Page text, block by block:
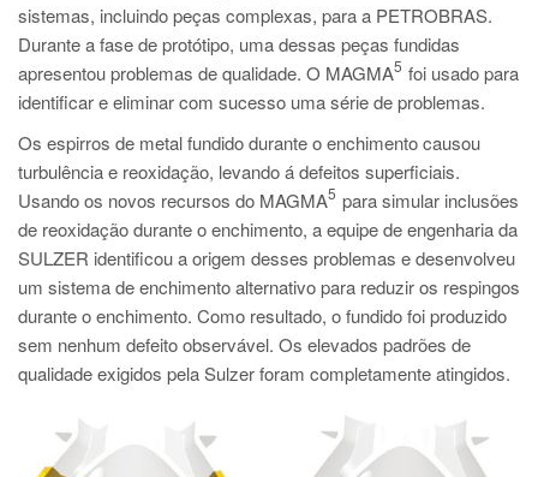
sistemas, incluindo peças complexas, para a PETROBRAS.
Durante a fase de protótipo, uma dessas peças fundidas
apresentou problemas de qualidade. O MAGMA
5 foi usado para
identificar e eliminar com sucesso uma série de problemas.
Os espirros de metal fundido durante o enchimento causou
turbulência e reoxidação, levando á defeitos superficiais.
Usando os novos recursos do MAGMA
5 para simular inclusões
de reoxidação durante o enchimento, a equipe de engenharia da
SULZER identificou a origem desses problemas e desenvolveu
um sistema de enchimento alternativo para reduzir os respingos
durante o enchimento. Como resultado, o fundido foi produzido
sem nenhum defeito observável​​. Os elevados padrões de
qualidade exigidos pela Sulzer foram completamente atingidos.